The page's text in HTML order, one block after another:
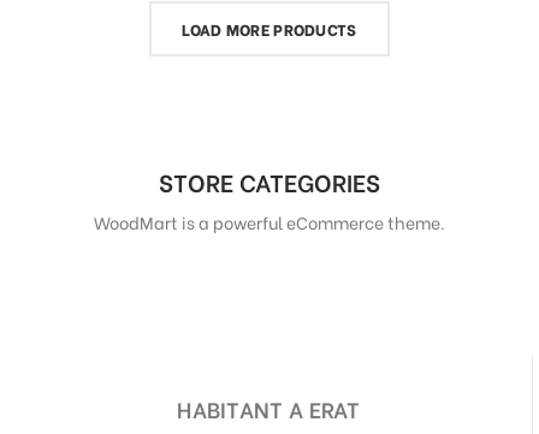
LOAD MORE PRODUCTS
STORE CATEGORIES
WoodMart is a powerful eCommerce theme.
HABITANT A ERAT